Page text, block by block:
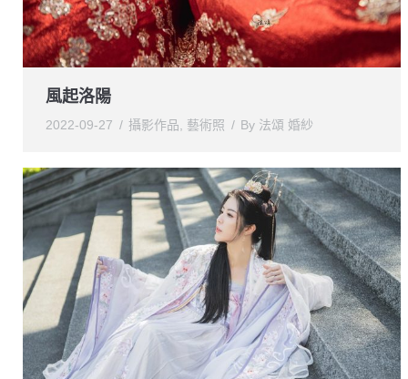
風起洛陽
2022-09-27 攝影作品, 藝術照 By 法頌 婚紗